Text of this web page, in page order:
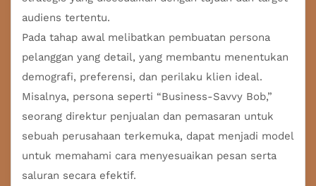
audiens tertentu.
Pada tahap awal melibatkan pembuatan persona
pelanggan yang detail, yang membantu menentukan
demografi, preferensi, dan perilaku klien ideal.
Misalnya, persona seperti “Business-Savvy Bob,”
seorang direktur penjualan dan pemasaran untuk
sebuah perusahaan terkemuka, dapat menjadi model
untuk memahami cara menyesuaikan pesan serta
saluran secara efektif.